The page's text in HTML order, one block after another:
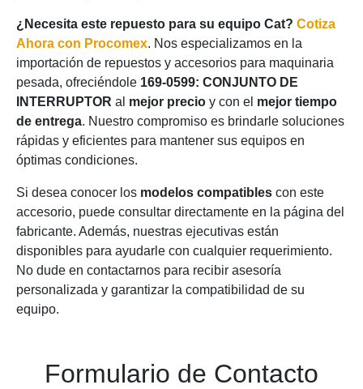
¿Necesita este repuesto para su equipo Cat? Cotiza
Ahora con Procomex. Nos especializamos en la
importación de repuestos y accesorios para maquinaria
pesada, ofreciéndole 169-0599: CONJUNTO DE
INTERRUPTOR al mejor precio y con el mejor tiempo
de entrega. Nuestro compromiso es brindarle soluciones
rápidas y eficientes para mantener sus equipos en
óptimas condiciones.
Si desea conocer los modelos compatibles con este
accesorio, puede consultar directamente en la página del
fabricante. Además, nuestras ejecutivas están
disponibles para ayudarle con cualquier requerimiento.
No dude en contactarnos para recibir asesoría
personalizada y garantizar la compatibilidad de su
equipo.
Formulario de Contacto